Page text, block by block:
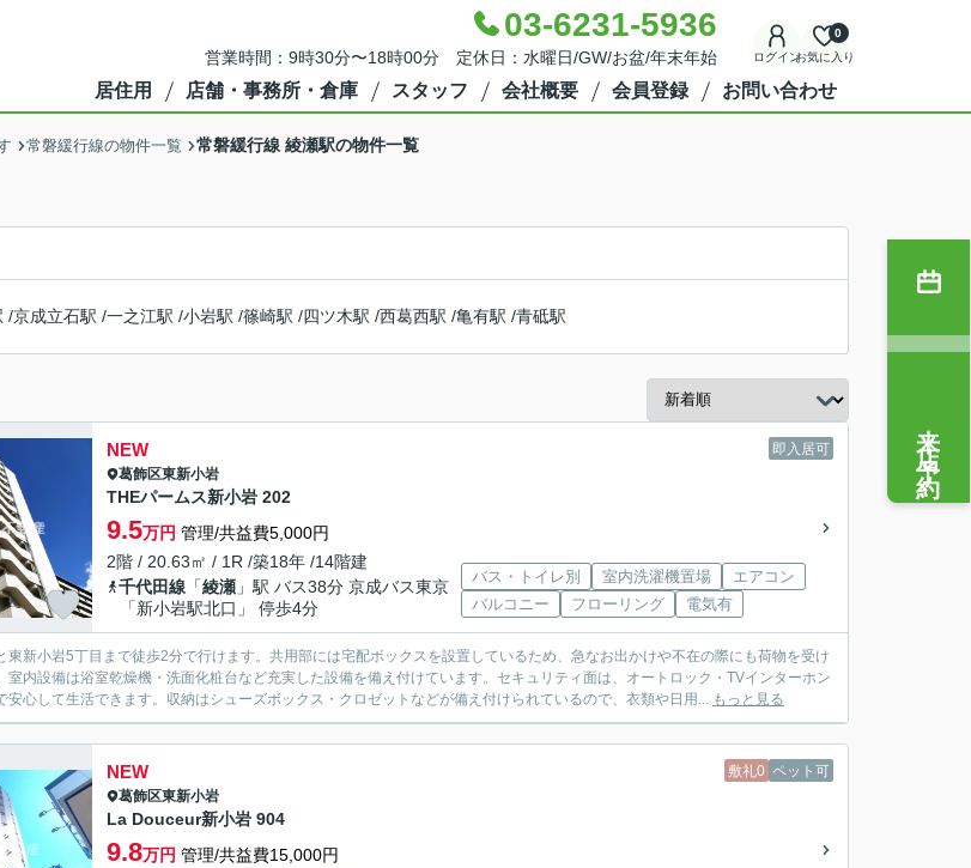
03-6231-5936
営業時間：9時30分〜18時00分 定休日：水曜日/GW/お盆/年末年始 ログインお気に入り
0
居住用 店舗・事務所・倉庫 スタッフ 会社概要 会員登録 お問い合わせ
常磐緩行線の物件一覧 常磐緩行線 綾瀬駅の物件一覧
/京成立石駅 /一之江駅 /小岩駅 /篠崎駅 /四ツ木駅 /西葛西駅 /亀有駅 /青砥駅
即入居可
NEW
葛飾区東新小岩
THEパームス新小岩 202
9.5万円 管理/共益費5,000円
2階 / 20.63㎡ / 1R /築18年 /14階建
千代田線 「綾瀬 」駅 バス38分 京成バス東京
「新小岩駅北口」 停歩4分
バス・トイレ別 室内洗濯機置場
エアコン
バルコニー
フローリング 電気有
東新小岩5丁目まで徒歩2分で行けます。共用部には宅配ボックスを設置しているため、急なお出かけや不在の際にも荷物を受け
室内設備は浴室乾燥機・洗面化粧台など充実した設備を備え付けています。セキュリティ面は、オートロック・TVインターホン
安心して生活できます。収納はシューズボックス・クロゼットなどが備え付けられているので、衣類や日用... もっと見る
敷礼0 ペット可
NEW
葛飾区東新小岩
La Douceur新小岩 904
9.8万円 管理/共益費15,000円
来店予約